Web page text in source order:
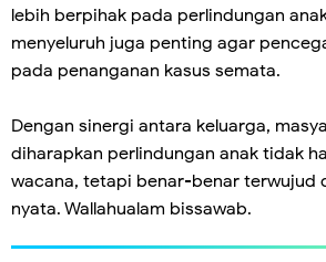
lebih berpihak pada perlindungan
menyeluruh juga penting agar
pada penanganan kasus semata.
Dengan sinergi antara keluarga,
diharapkan perlindungan anak tidak
wacana, tetapi benar-benar terwujud
nyata. Wallahualam bissawab.